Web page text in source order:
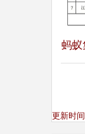
蚂蚁
建
亿
更新时